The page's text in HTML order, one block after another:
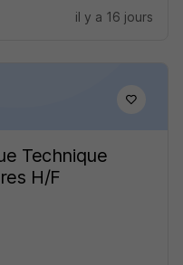
il y a 16 jours
Technique
H/F